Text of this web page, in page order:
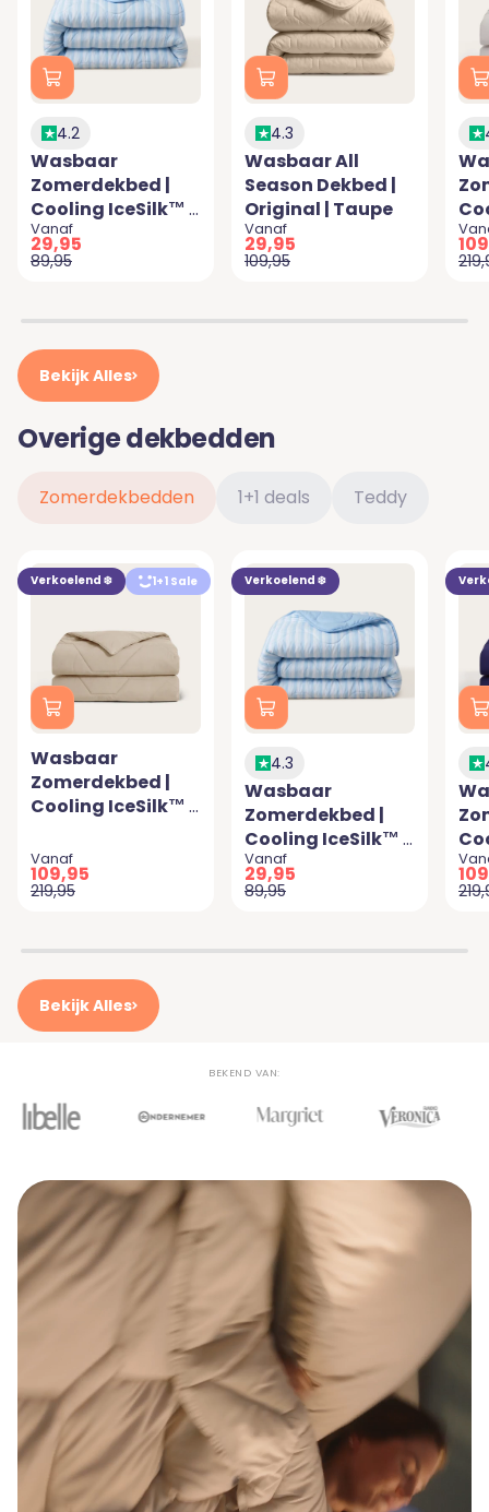
4.2
Wasbaar
Zomerdekbed |
Cooling IceSilk™ |
Stripe Light blue
Aanbiedingsprijs
Vanaf
29,95
Normale prijs
89,95
4.3
Wasbaar All
Season Dekbed |
Original | Taupe
Aanbiedingsprijs
Vanaf
29,95
Normale prijs
109,95
Bekijk Alles
Overige dekbedden
Zomerdekbedden 1+1 deals Teddy
Verkoelend ❄️ 1+1 Sale
Wasbaar
Zomerdekbed |
Cooling IceSilk™ |
Aanbiedingsprijs
Vanaf
109,95
Normale prijs
219,95
Verkoelend ❄️
4.3
Wasbaar
Zomerdekbed |
Cooling IceSilk™ |
Stripe Blue
Aanbiedingsprijs
Vanaf
29,95
Normale prijs
89,95
Bekijk Alles
BEKEND VAN: